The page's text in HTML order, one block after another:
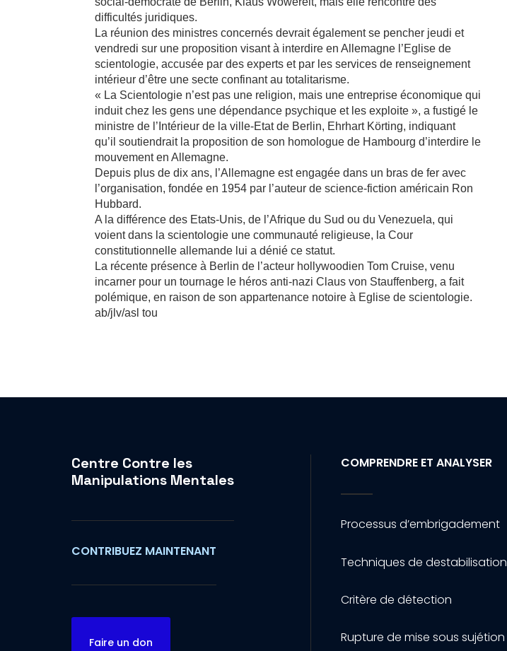
difficultés juridiques.
La réunion des ministres concernés devrait également se pencher jeudi et
vendredi sur une proposition visant à interdire en Allemagne l’Eglise de
scientologie, accusée par des experts et par les services de renseignement
intérieur d’être une secte confinant au totalitarisme.
« La Scientologie n’est pas une religion, mais une entreprise économique qui
induit chez les gens une dépendance psychique et les exploite », a fustigé le
ministre de l’Intérieur de la ville-Etat de Berlin, Ehrhart Körting, indiquant
qu’il soutiendrait la proposition de son homologue de Hambourg d’interdire le
mouvement en Allemagne.
Depuis plus de dix ans, l’Allemagne est engagée dans un bras de fer avec
l’organisation, fondée en 1954 par l’auteur de science-fiction américain Ron
Hubbard.
A la différence des Etats-Unis, de l’Afrique du Sud ou du Venezuela, qui
voient dans la scientologie une communauté religieuse, la Cour
constitutionnelle allemande lui a dénié ce statut.
La récente présence à Berlin de l’acteur hollywoodien Tom Cruise, venu
incarner pour un tournage le héros anti-nazi Claus von Stauffenberg, a fait
polémique, en raison de son appartenance notoire à Eglise de scientologie.
ab/jlv/asl tou
Centre Contre les
Manipulations Mentales
CONTRIBUEZ MAINTENANT
Faire un don
COMPRENDRE ET ANALYSER
Processus d’embrigadement
Techniques de destabilisation
Critère de détection
Rupture de mise sous sujétion